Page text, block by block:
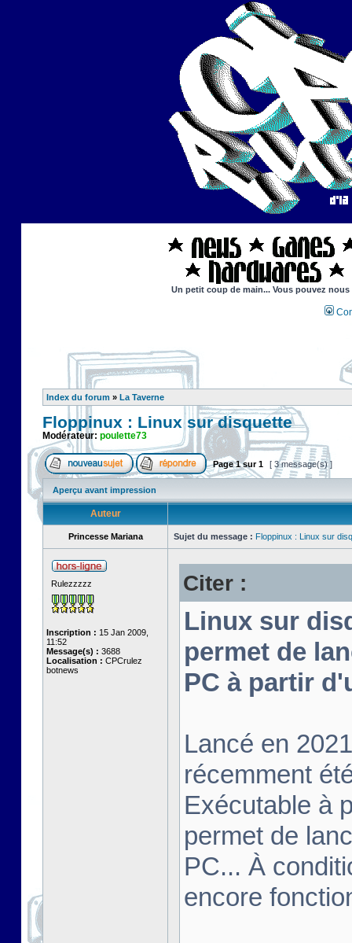
Un petit coup de main... Vous pouvez
Index du forum » La Taverne
Floppinux : Linux sur disquette
Modérateur: poulette73
Page1sur1 [ 3 message(s) ]
Aperçu avant impression
Auteur
Princesse Mariana Sujet du message : Floppinux : Linux sur
Rulezzzzz
Inscription : 15 Jan 2009,
11:52
Message(s) : 3688
Localisation : CPCrulez
botnews
Citer :
Linux sur
permet de
PC à partir
Lancé en
récemment
Exécutable à
permet de
PC... À
encore